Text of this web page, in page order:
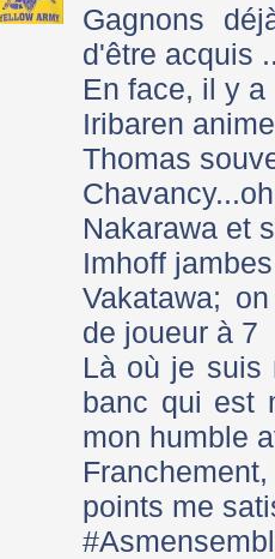
Gagnons
d'être acquis
En face, il y
Iribaren
Thomas
Nakarawa et
Imhoff
Vakatawa;
de joueur à 7
Là où je suis
banc qui est
mon humble
points me